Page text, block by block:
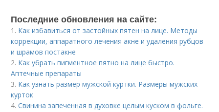
Последние обновления на сайте:
1. Как избавиться от застойных пятен на лице. Методы
коррекции, аппаратного лечения акне и удаления рубцов
и шрамов постакне
2. Как убрать пигментное пятно на лице быстро.
Аптечные препараты
3. Как узнать размер мужской куртки. Размеры мужских
курток
4.Свинина запеченная в духовке целым куском в фольге.